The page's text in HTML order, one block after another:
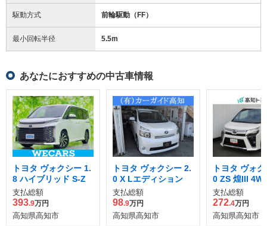
駆動方式 前輪駆動（FF）
最小回転半径 5.5m
あなたにおすすめの中古車情報
トヨタ ヴォクシー 1.
8 ハイブリッド S-Z
支払総額
393.9万円
高知県高知市
トヨタ ヴォクシー 2.
0 X Lエディション
支払総額
98.9万円
高知県高知市
トヨタ ヴォ
0 ZS 煌III
支払総額
272.4万円
高知県高知市